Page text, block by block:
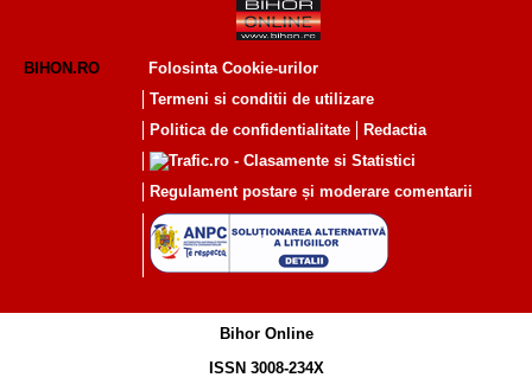
BIHON.RO
Folosinta Cookie-urilor
Termeni si conditii de utilizare
Politica de confidentialitate
Redactia
Regulament postare și moderare comentarii
Bihor Online
ISSN 3008-234X